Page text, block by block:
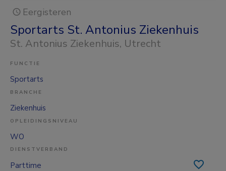
Eergisteren
Sportarts St. Antonius Ziekenhuis
St. Antonius Ziekenhuis, Utrecht
FUNCTIE
Sportarts
BRANCHE
Ziekenhuis
OPLEIDINGSNIVEAU
WO
DIENSTVERBAND
Parttime